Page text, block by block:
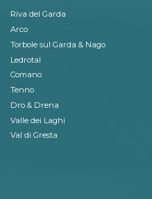
Riva del Garda
Arco
Torbole sul Garda & Nago
Ledrotal
Comano
Tenno
Dro & Drena
Valle dei Laghi
Val di Gresta